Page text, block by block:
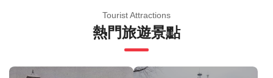
元化的文化和飲食文化。而除了文化景觀外，吉林夏季
也有豐富的自然資源，在冬季體育項目上具有較高的競
爭力，歷史文化資源也令它成為一個受歡迎的旅遊目的
地。
由於遊覽的歷史重點，建議成人參加，但歡迎家庭
大多數旅行者都可以參加
此旅遊/活動最多 8 位旅客
涉及適量步行；請選擇合適的鞋子
Tourist Attractions
熱門旅遊景點